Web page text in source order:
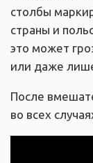
столбы
страны и
это может
или даже
После
во всех